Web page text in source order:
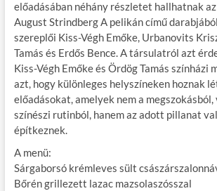
előadásában néhány részletet hallhatnak
August Strindberg A pelikán című
szereplői Kiss-Végh Emőke, Urbanovits
Tamás és Erdős Bence. A társulatról azt
Kiss-Végh Emőke és Ördög Tamás színházi
azt, hogy különleges helyszíneken hoznak
előadásokat, amelyek nem a
színészi rutinból, hanem az adott pillanat
építkeznek.
A menü:
Sárgaborsó krémleves sült
Bőrén grillezett lazac mazsolaszósszal